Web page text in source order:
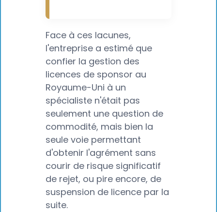
Face à ces lacunes,
l'entreprise a estimé que
confier la gestion des
licences de sponsor au
Royaume-Uni à un
spécialiste n'était pas
seulement une question de
commodité, mais bien la
seule voie permettant
d'obtenir l'agrément sans
courir de risque significatif
de rejet, ou pire encore, de
suspension de licence par la
suite.